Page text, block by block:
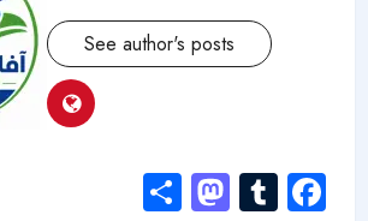
See author's posts
Facebook
Tumblr
Mastodon